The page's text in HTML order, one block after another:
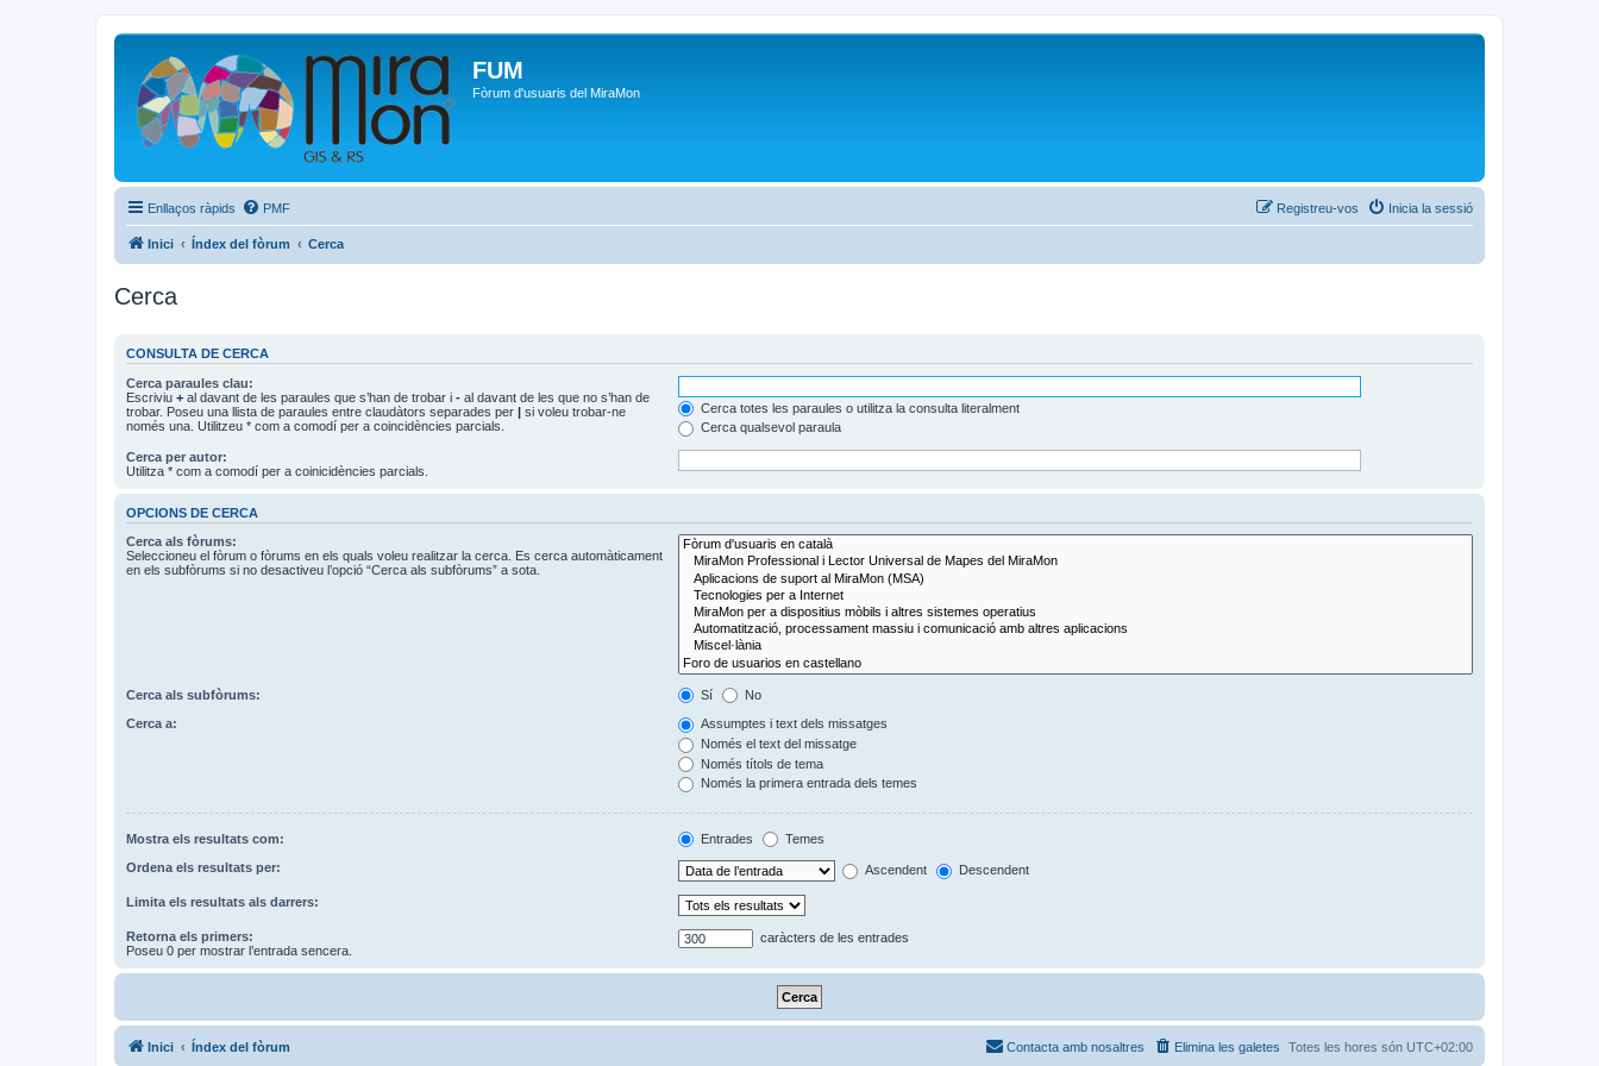
FUM
Fòrum d'usuaris del MiraMon
Enllaços ràpids PMF Inicia la sessió
Registreu-vos
Inici Índex del fòrum Cerca
Cerca
CONSULTA DE CERCA
Cerca paraules clau:
Escriviu + al davant de les paraules que s’han de trobar i - al davant de les que no s’han de
trobar. Poseu una llista de paraules entre claudàtors separades per | si voleu trobar-ne
només una. Utilitzeu * com a comodí per a coincidències parcials.
Cerca totes les paraules o utilitza la consulta literalment
Cerca qualsevol paraula
Cerca per autor:
Utilitza * com a comodí per a coinicidències parcials.
OPCIONS DE CERCA
Cerca als fòrums:
Seleccioneu el fòrum o fòrums en els quals voleu realitzar la cerca. Es cerca automàticament
en els subfòrums si no desactiveu l’opció “Cerca als subfòrums” a sota.
Cerca als subfòrums: Sí No
Cerca a:
Assumptes i text dels missatges
Només el text del missatge
Només títols de tema
Només la primera entrada dels temes
Mostra els resultats com: Entrades Temes
Ordena els resultats per: Ascendent Descendent
Limita els resultats als darrers:
Retorna els primers:
Poseu 0 per mostrar l’entrada sencera.
caràcters de les entrades
Inici Índex del fòrum Totes les hores són UTC+02:00
Elimina les galetes
Contacta amb nosaltres